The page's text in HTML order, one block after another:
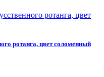
ротанга, цвет соломенный